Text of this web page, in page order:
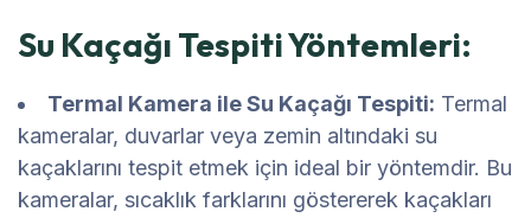
Su Kaçağı Tespiti Yöntemleri:
Termal Kamera ile Su Kaçağı Tespiti: Termal
kameralar, duvarlar veya zemin altındaki su
kaçaklarını tespit etmek için ideal bir yöntemdir. Bu
kameralar, sıcaklık farklarını göstererek kaçakları